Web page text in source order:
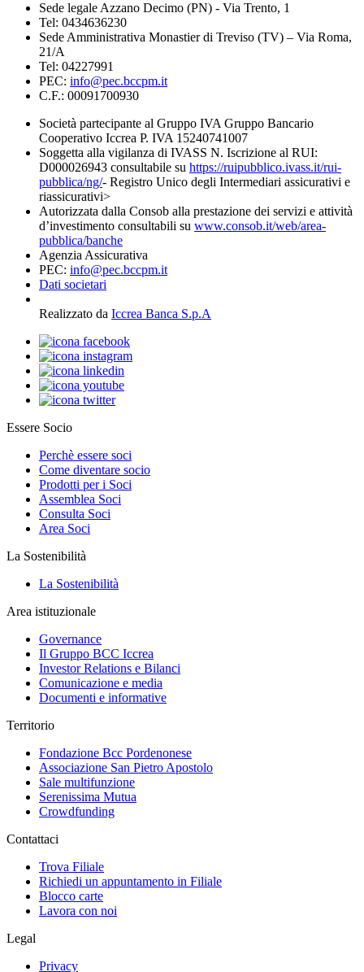
Sede legale Azzano Decimo (PN) - Via Trento, 1
Tel: 0434636230
Sede Amministrativa Monastier di Treviso (TV) – Via Roma,
21/A
Tel: 04227991
PEC: info@pec.bccpm.it
C.F.: 00091700930
Società partecipante al Gruppo IVA Gruppo Bancario
Cooperativo Iccrea P. IVA 15240741007
Soggetta alla vigilanza di IVASS N. Iscrizione al RUI:
D000026943 consultabile su https://ruipubblico.ivass.it/rui-
pubblica/ng/- Registro Unico degli Intermediari assicurativi e
riassicurativi>
Autorizzata dalla Consob alla prestazione dei servizi e attività
d’investimento consultabili su www.consob.it/web/area-
pubblica/banche
Agenzia Assicurativa
PEC: info@pec.bccpm.it
Dati societari
Realizzato da Iccrea Banca S.p.A
Essere Socio
Perchè essere soci
Come diventare socio
Prodotti per i Soci
Assemblea Soci
Consulta Soci
Area Soci
La Sostenibilità
La Sostenibilità
Area istituzionale
Governance
Il Gruppo BCC Iccrea
Investor Relations e Bilanci
Comunicazione e media
Documenti e informative
Territorio
Fondazione Bcc Pordenonese
Associazione San Pietro Apostolo
Sale multifunzione
Serenissima Mutua
Crowdfunding
Contattaci
Trova Filiale
Richiedi un appuntamento in Filiale
Blocco carte
Lavora con noi
Legal
Privacy